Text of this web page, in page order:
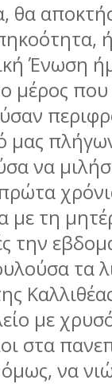
θα
Ένωση
µέρος
µας
να
µε τη
την
τα
µε
στα
όµως, να